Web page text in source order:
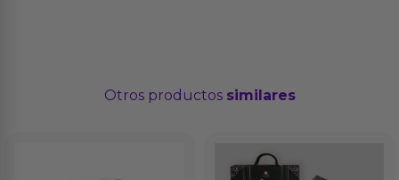
Otros productos similares